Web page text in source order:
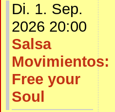
Di. 1. Sep.
2026 20:00
Salsa
Movimientos:
Free your
Soul